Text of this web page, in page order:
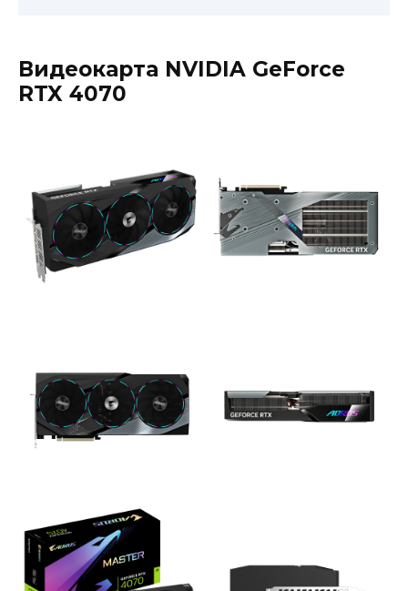
Видеокарта NVIDIA GeForce
RTX 4070